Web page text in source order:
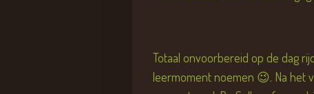
Totaal onvoorbereid op de dag
leermoment noemen 😉. Na het